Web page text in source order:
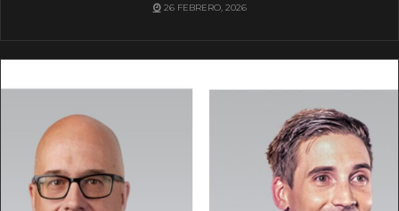
26 FEBRERO, 2026